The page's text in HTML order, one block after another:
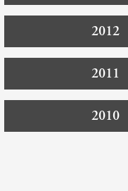
2012
2011
2010